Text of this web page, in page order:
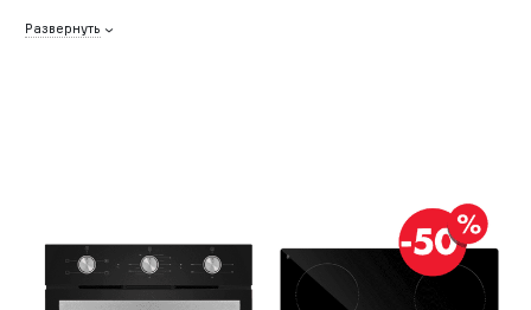
Развернуть